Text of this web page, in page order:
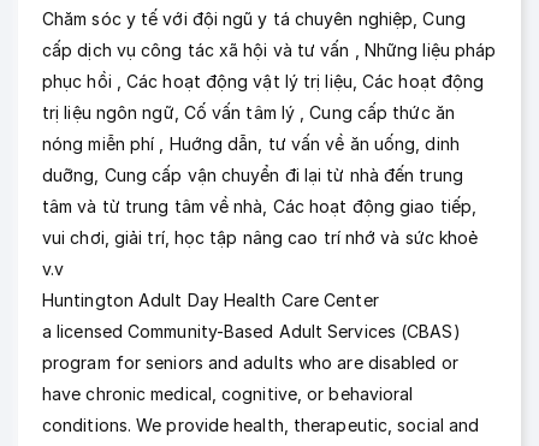
Chăm sóc y tế với đội ngũ y tá chuyên nghiệp, Cung
cấp dịch vụ công tác xã hội và tư vấn , Những liệu pháp
phục hồi , Các hoạt động vật lý trị liệu, Các hoạt động
trị liệu ngôn ngữ, Cố vấn tâm lý , Cung cấp thức ăn
nóng miễn phí , Huớng dẫn, tư vấn về ăn uống, dinh
duỡng, Cung cấp vận chuyển đi lại từ nhà đến trung
tâm và từ trung tâm về nhà, Các hoạt động giao tiếp,
vui chơi, giải trí, học tập nâng cao trí nhớ và sức khoẻ
v.v
Huntington Adult Day Health Care Center
a licensed Community-Based Adult Services (CBAS)
program for seniors and adults who are disabled or
have chronic medical, cognitive, or behavioral
conditions. We provide health, therapeutic, social and